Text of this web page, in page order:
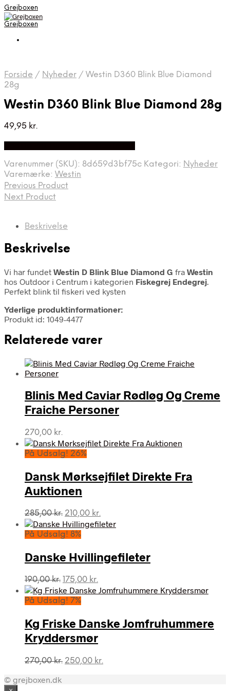
Grejboxen
Grejboxen
Forside / Nyheder / Westin D360 Blink Blue Diamond
28g
Westin D360 Blink Blue Diamond 28g
49,95 kr.
Varenummer (SKU): 8d659d3bf75c Kategori: Nyheder
Varemærke: Westin
Previous Product
Next Product
Beskrivelse
Beskrivelse
Vi har fundet Westin D Blink Blue Diamond G fra Westin
hos Outdoor i Centrum i kategorien Fiskegrej Endegrej.
Perfekt blink til fiskeri ved kysten
Yderlige produktinformationer:
Produkt id: 1049-4477
Relaterede varer
Blinis Med Caviar Rødløg Og Creme
Fraiche Personer
270,00 kr.
På Udsalg! 26%
Dansk Mørksejfilet Direkte Fra
Auktionen
285,00kr. Den
oprindelige
pris
285,00 kr..
210,00 kr.
aktuelle
210,00 kr..
På Udsalg! 8%
Danske Hvillingefileter
190,00kr. Den
oprindelige
pris
190,00 kr..
175,00 kr.
aktuelle
175,00 kr..
På Udsalg! 7%
Kg Friske Danske Jomfruhummere
Kryddersmør
270,00kr. Den
250,00 kr.
© grejboxen.dk